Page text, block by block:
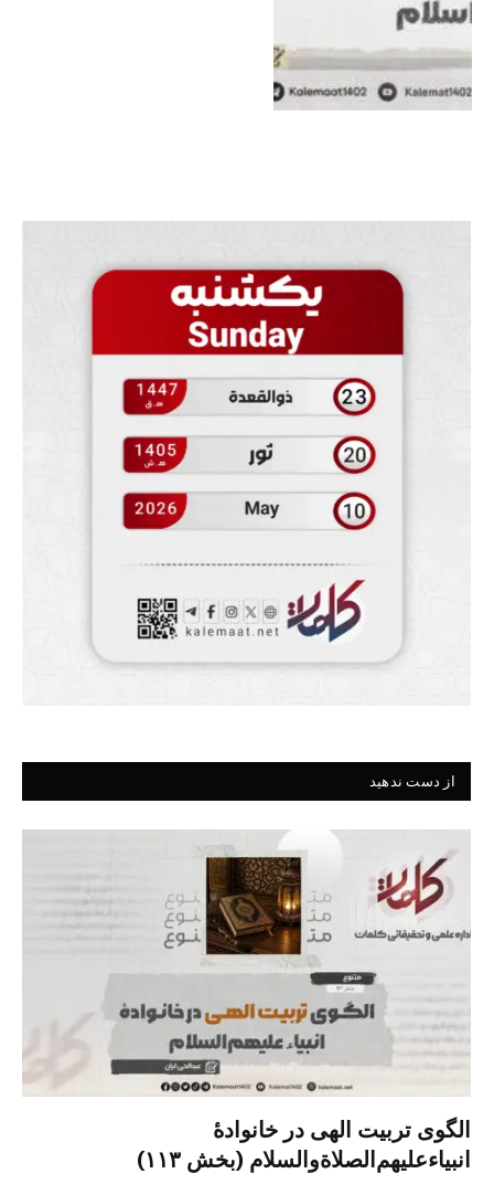
از دست ندهید
الگوی تربیت الهی در خانوادۀ
انبیاءعلیهم‌الصلاةو‌السلام (بخش ۱۱۳)